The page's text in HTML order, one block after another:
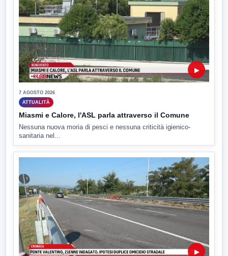
▶
7 AGOSTO 2026
ATTUALITÀ
Miasmi e Calore, l'ASL parla attraverso il Comune
Nessuna nuova moria di pesci e nessuna criticità igienico-
sanitaria nel...
▶